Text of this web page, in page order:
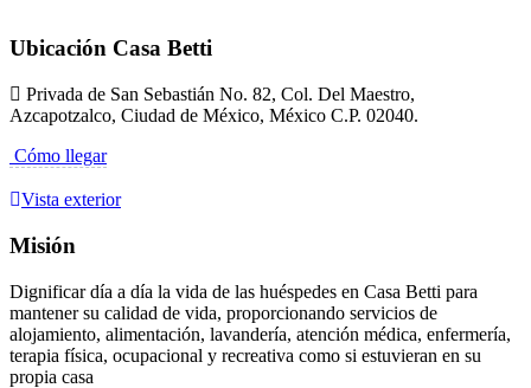
Ubicación Casa Betti
Privada de San Sebastián No. 82, Col. Del Maestro,
Azcapotzalco, Ciudad de México, México C.P. 02040.
Cómo llegar
Vista exterior
Misión
Dignificar día a día la vida de las huéspedes en Casa Betti para
mantener su calidad de vida, proporcionando servicios de
alojamiento, alimentación, lavandería, atención médica, enfermería,
terapia física, ocupacional y recreativa como si estuvieran en su
propia casa